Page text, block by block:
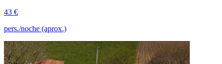
43 €
pers./noche (aprox.)